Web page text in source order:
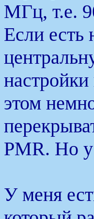
МГц, т.е.
Если есть
этом
PMR. Но у
У меня